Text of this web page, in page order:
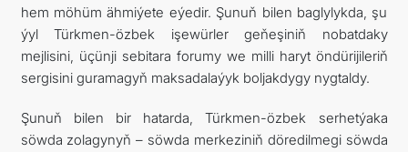
hem möhüm ähmiýete eýedir. Şunuň bilen baglylykda, şu
ýyl Türkmen-özbek işewürler geňeşiniň nobatdaky
mejlisini, üçünji sebitara forumy we milli haryt öndürijileriň
sergisini guramagyň maksadalaýyk boljakdygy nygtaldy.
Şunuň bilen bir hatarda, Türkmen-özbek serhetýaka
söwda zolagynyň – söwda merkeziniň döredilmegi söwda